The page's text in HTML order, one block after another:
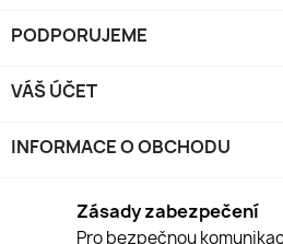
PODPORUJEME
VÁŠ ÚČET
INFORMACE O OBCHODU
Zásady zabezpečení
Pro bezpečnou